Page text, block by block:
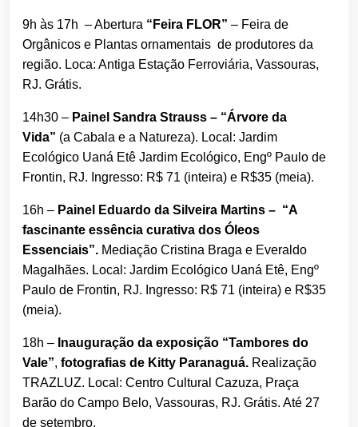
9h às 17h – Abertura “Feira FLOR” – Feira de
Orgânicos e Plantas ornamentais de produtores da
região. Loca: Antiga Estação Ferroviária, Vassouras,
RJ. Grátis.
14h30 – Painel Sandra Strauss – “Árvore da
Vida” (a Cabala e a Natureza). Local: Jardim
Ecológico Uaná Etê Jardim Ecológico, Engº Paulo de
Frontin, RJ. Ingresso: R$ 71 (inteira) e R$35 (meia).
16h – Painel Eduardo da Silveira Martins – “A
fascinante essência curativa dos Óleos
Essenciais”. Mediação Cristina Braga e Everaldo
Magalhães. Local: Jardim Ecológico Uaná Etê, Engº
Paulo de Frontin, RJ. Ingresso: R$ 71 (inteira) e R$35
(meia).
18h – Inauguração da exposição “Tambores do
Vale”, fotografias de Kitty Paranaguá. Realização
TRAZLUZ. Local: Centro Cultural Cazuza, Praça
Barão do Campo Belo, Vassouras, RJ. Grátis. Até 27
de setembro.